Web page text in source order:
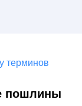
терминов
пошлины